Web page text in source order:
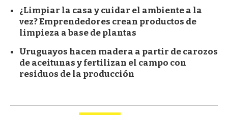
¿Limpiar la casa y cuidar el ambiente a la
vez? Emprendedores crean productos de
limpieza a base de plantas
Uruguayos hacen madera a partir de carozos
de aceitunas y fertilizan el campo con
residuos de la producción